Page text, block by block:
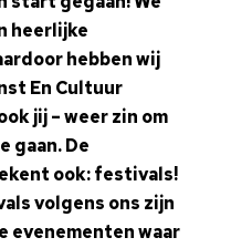
heerlijke
hebben wij
En Cultuur
jij – weer zin om
gaan. De
ook: festivals!
volgens ons zijn
evenementen waar